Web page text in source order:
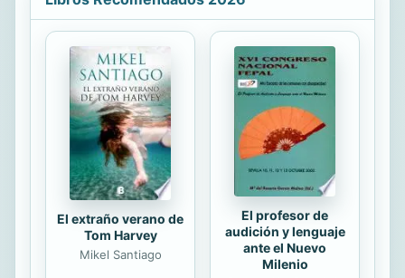
El extraño verano de
Tom Harvey
Mikel Santiago
El profesor de
audición y lenguaje
ante el Nuevo
Milenio